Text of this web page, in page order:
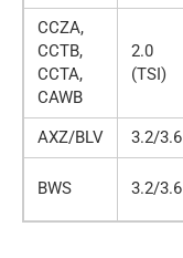
CCZA,
CCTB,
CCTA,
CAWB
2.0
(TSI)
AXZ/BLV 3.2/3.6
BWS 3.2/3.6